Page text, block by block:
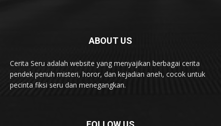
ABOUT US
Cerita Seru adalah website yang menyajikan berbagai cerita
pendek penuh misteri, horor, dan kejadian aneh, cocok untuk
pecinta fiksi seru dan menegangkan.